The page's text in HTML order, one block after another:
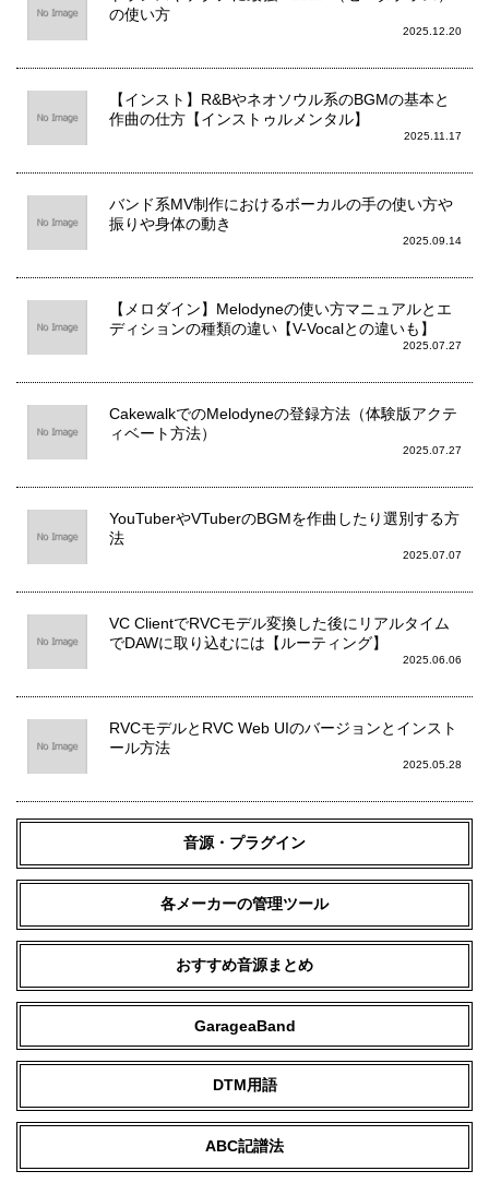
の使い方
2025.12.20
【インスト】R&Bやネオソウル系のBGMの基本と
作曲の仕方【インストゥルメンタル】
2025.11.17
バンド系MV制作におけるボーカルの手の使い方や
振りや身体の動き
2025.09.14
【メロダイン】Melodyneの使い方マニュアルとエ
ディションの種類の違い【V-Vocalとの違いも】
2025.07.27
CakewalkでのMelodyneの登録方法（体験版アクテ
ィベート方法）
2025.07.27
YouTuberやVTuberのBGMを作曲したり選別する方
法
2025.07.07
VC ClientでRVCモデル変換した後にリアルタイム
でDAWに取り込むには【ルーティング】
2025.06.06
RVCモデルとRVC Web UIのバージョンとインスト
ール方法
2025.05.28
音源・プラグイン
各メーカーの管理ツール
おすすめ音源まとめ
GarageaBand
DTM用語
ABC記譜法